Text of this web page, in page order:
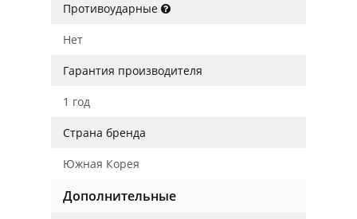
Противоударные
Нет
Гарантия производителя
1 год
Страна бренда
Южная Корея
Дополнительные